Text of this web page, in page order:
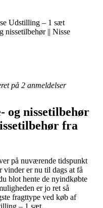
Udstilling – 1 sæt
nissetilbehør || Nisse
på 2 anmeldelser
og nissetilbehør
fra
på nuværende tidspunkt
vinder er nu til dags at få
blot hente de nyindkøbte
er jo ret så
fragttype ved køb af
– 1 sæt.